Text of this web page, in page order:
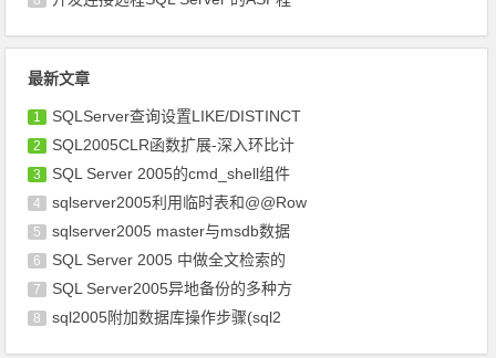
最新文章
1 SQLServer查询设置LIKE/DISTINCT
2 SQL2005CLR函数扩展-深入环比计
3 SQL Server 2005的cmd_shell组件
4 sqlserver2005利用临时表和@@Row
5 sqlserver2005 master与msdb数据
6 SQL Server 2005 中做全文检索的
7 SQL Server2005异地备份的多种方
8 sql2005附加数据库操作步骤(sql2